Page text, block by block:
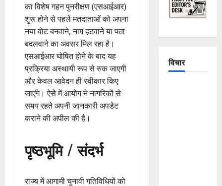
का विशेष गहन पुनरीक्षण (एसआईआर)
शुरू होने से पहले मतदाताओं को अपना
नया वोट बनवाने, नाम हटवाने या पता
बदलवाने का अवसर मिल रहा है।
एसआईआर घोषित होने के बाद यह
प्रक्रिया अस्थायी रूप से रुक जाएगी
और केवल आवेदन ही स्वीकार किए
जाएंगे। ऐसे में आयोग ने नागरिकों से
समय रहते अपनी जानकारी अपडेट
कराने की अपील की है।
पृष्ठभूमि / संदर्भ
राज्य में आगामी चुनावी गतिविधियों को
विचार